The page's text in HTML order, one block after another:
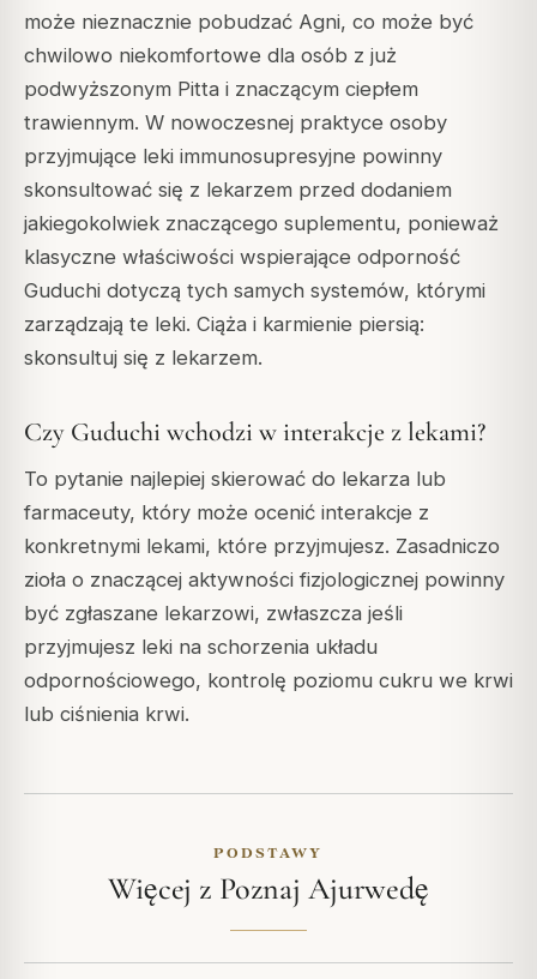
może nieznacznie pobudzać Agni, co może być
chwilowo niekomfortowe dla osób z już
podwyższonym Pitta i znaczącym ciepłem
trawiennym. W nowoczesnej praktyce osoby
przyjmujące leki immunosupresyjne powinny
skonsultować się z lekarzem przed dodaniem
jakiegokolwiek znaczącego suplementu, ponieważ
klasyczne właściwości wspierające odporność
Guduchi dotyczą tych samych systemów, którymi
zarządzają te leki. Ciąża i karmienie piersią:
skonsultuj się z lekarzem.
Czy Guduchi wchodzi w interakcje z lekami?
To pytanie najlepiej skierować do lekarza lub
farmaceuty, który może ocenić interakcje z
konkretnymi lekami, które przyjmujesz. Zasadniczo
zioła o znaczącej aktywności fizjologicznej powinny
być zgłaszane lekarzowi, zwłaszcza jeśli
przyjmujesz leki na schorzenia układu
odpornościowego, kontrolę poziomu cukru we krwi
lub ciśnienia krwi.
PODSTAWY
Więcej z Poznaj Ajurwedę